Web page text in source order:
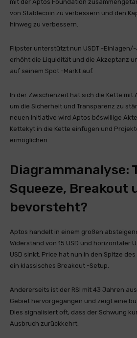
mit der Aptos Foundation
von Stablecoin zu verbessern und den
hinweg zu verbessern.
Flipster unterstützt nun USDT -
erhöht die Liquidität und die Akzeptanz
auf seinem Spot -Markt auf.
In der Zwischenzeit hat sich die Kette mit
um die Sicherheit und Transparenz zu
neuen Initiative wird Aptos böswillige
Kettekyt in die Kette einfügen und
ermöglichen.
Diagrammanalyse:
Squeeze, Breakout
bevorsteht?
Aptos handelt in einem großen
Widerstand von 15 USD und horizontaler
USD sinkt. Price hat nun in den Spitze
ein klassisches Breakout -Setup.
Andererseits ist der RSI mit 43 Jahren
Gebiet hervorgegangen und zeigt eine
Dies signalisiert oft, dass der Schwung
Ausbruch zurückkehrt.